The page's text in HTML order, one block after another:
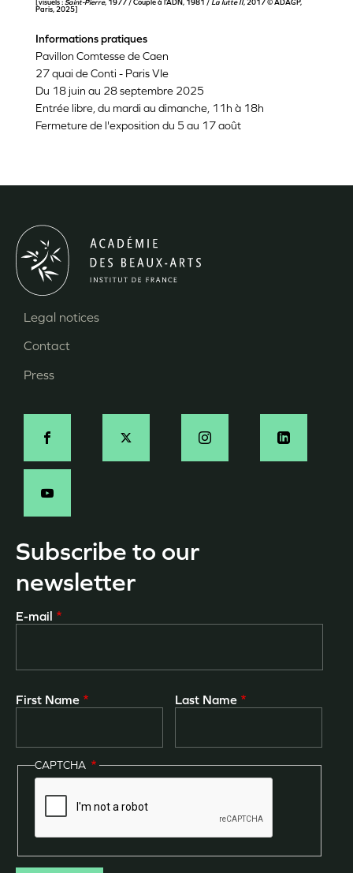
[visuels :Saint-Pierre, 1977 / Couple à l’ADN, 1981 /La lutte II, 2017 © ADAGP,
Paris, 2025]
Informations pratiques
Pavillon Comtesse de Caen
27 quai de Conti - Paris VIe
Du 18 juin au 28 septembre 2025
Entrée libre, du mardi au dimanche, 11h à 18h
Fermeture de l'exposition du 5 au 17 août
Pied
de
Legal notices
Contact
Press
Social
-
Subscribe to our
newsletter
E-mail
First Name Last Name
CAPTCHA